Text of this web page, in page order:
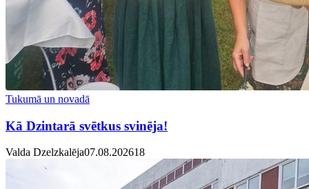
Tukumā un novadā
Kā Dzintarā svētkus svinēja!
Valda Dzelzkalēja07.08.202618